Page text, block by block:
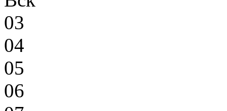
03
04
05
06